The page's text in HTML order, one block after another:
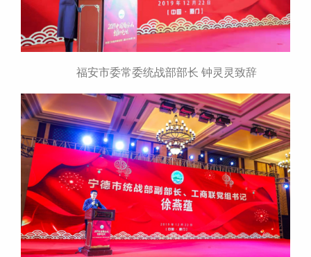
福安市委常委统战部部长 钟灵灵致辞